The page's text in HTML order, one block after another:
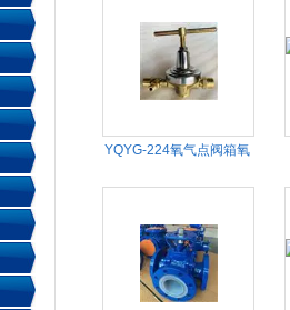
YQYG-224氧气点阀箱氧